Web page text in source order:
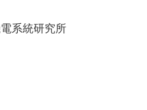
系統研究所